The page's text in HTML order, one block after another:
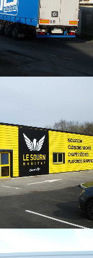
véhicules
HABITAT
/ Panneaux /
extérieure